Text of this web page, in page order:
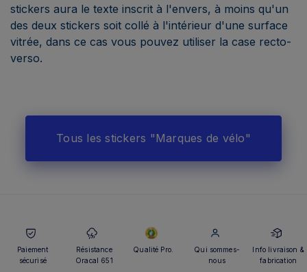
stickers aura le texte inscrit à l'envers, à moins qu'un
des deux stickers soit collé à l'intérieur d'une surface
vitrée, dans ce cas vous pouvez utiliser la case recto-
verso.
Tous les stickers "Marques de vélo"
Paiement
sécurisé
Résistance
Oracal 651
Qualité Pro.
Qui sommes-
nous
Info livraison &
fabrication